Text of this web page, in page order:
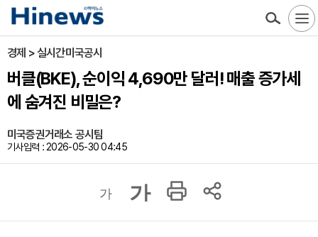
경제 > 실시간미국공시
버클(BKE), 순이익 4,690만 달러! 매출 증가세
에 숨겨진 비밀은?
미국증권거래소 공시팀
기사입력 : 2026-05-30 04:45
가 가